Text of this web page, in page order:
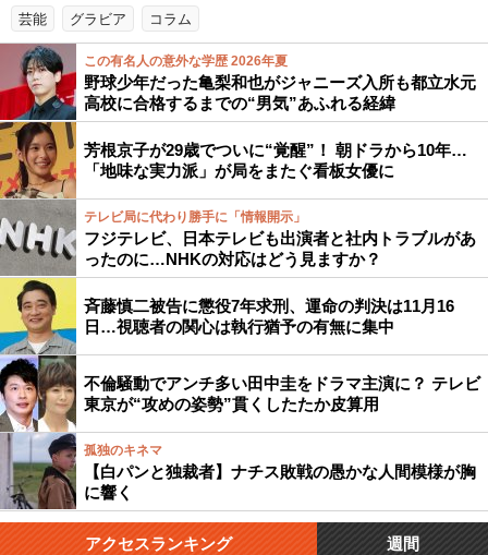
芸能 グラビア コラム
この有名人の意外な学歴 2026年夏
野球少年だった亀梨和也がジャニーズ入所も都立水元
高校に合格するまでの“男気”あふれる経緯
芳根京子が29歳でついに“覚醒”！ 朝ドラから10年…
「地味な実力派」が局をまたぐ看板女優に
テレビ局に代わり勝手に「情報開示」
フジテレビ、日本テレビも出演者と社内トラブルがあ
ったのに…NHKの対応はどう見ますか？
斉藤慎二被告に懲役7年求刑、運命の判決は11月16
日…視聴者の関心は執行猶予の有無に集中
不倫騒動でアンチ多い田中圭をドラマ主演に？ テレビ
東京が“攻めの姿勢”貫くしたたか皮算用
孤独のキネマ
【白パンと独裁者】ナチス敗戦の愚かな人間模様が胸
に響く
アクセスランキング 週間